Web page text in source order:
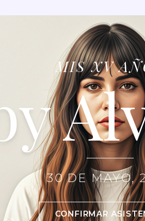
MIS XV
30 DE MAYO,
CONFIRMAR